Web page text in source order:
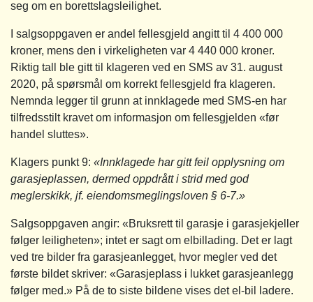
seg om en borettslagsleilighet.
I salgsoppgaven er andel fellesgjeld angitt til 4 400 000
kroner, mens den i virkeligheten var 4 440 000 kroner.
Riktig tall ble gitt til klageren ved en SMS av 31. august
2020, på spørsmål om korrekt fellesgjeld fra klageren.
Nemnda legger til grunn at innklagede med SMS-en har
tilfredsstilt kravet om informasjon om fellesgjelden «før
handel sluttes».
Klagers punkt 9: «Innklagede har gitt feil opplysning om
garasjeplassen, dermed oppdrått i strid med god
meglerskikk, jf. eiendomsmeglingsloven § 6‑7.»
Salgsoppgaven angir: «Bruksrett til garasje i garasjekjeller
følger leiligheten»; intet er sagt om elbillading. Det er lagt
ved tre bilder fra garasjeanlegget, hvor megler ved det
første bildet skriver: «Garasjeplass i lukket garasjeanlegg
følger med.» På de to siste bildene vises det el-bil ladere.